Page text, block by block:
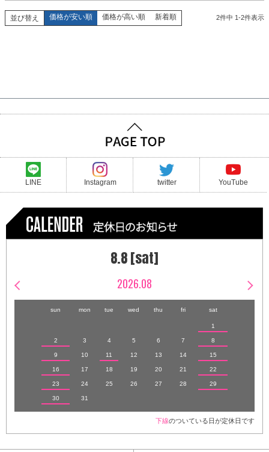
並び替え 価格が安い順 価格が高い順 新着順 2件中 1-2件表示
LINE Instagram twitter YouTube
8.8 [sat]
2026.08
sun mon tue wed thu fri sat
1
2 3 4 5 6 7 8
9 10 11 12 13 14 15
16 17 18 19 20 21 22
23 24 25 26 27 28 29
30 31
下線のついている日が定休日です